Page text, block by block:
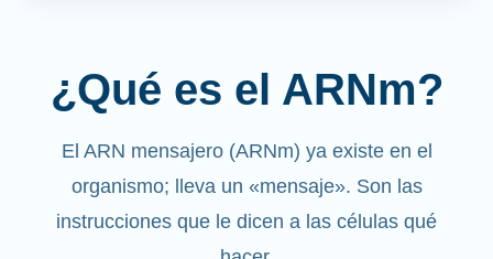
¿Qué es el ARNm?
El ARN mensajero (ARNm) ya existe en el
organismo; lleva un «mensaje». Son las
instrucciones que le dicen a las células qué